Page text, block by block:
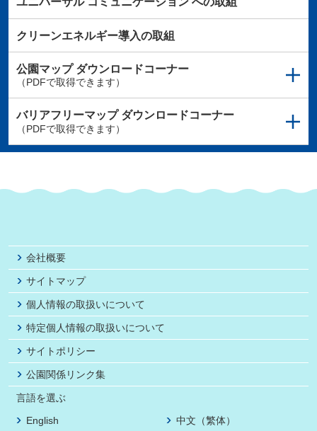
クリーンエネルギー導入の取組
公園マップダウンロードコーナー
（PDFで取得できます）
バリアフリーマップダウンロードコーナー
（PDFで取得できます）
会社概要
サイトマップ
個人情報の取扱いについて
特定個人情報の取扱いについて
サイトポリシー
公園関係リンク集
言語を選ぶ
English
中文（繁体）